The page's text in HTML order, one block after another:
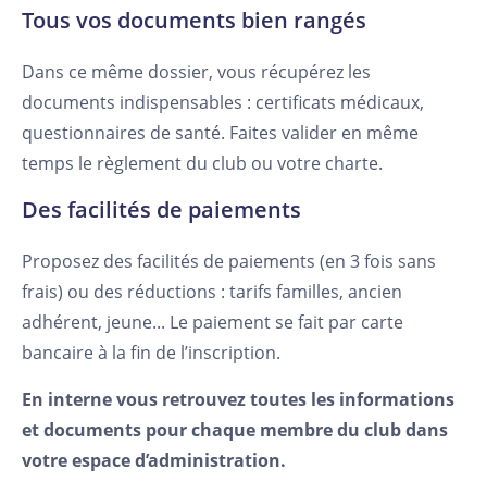
Tous vos documents bien rangés
Dans ce même dossier, vous récupérez les
documents indispensables : certificats médicaux,
questionnaires de santé. Faites valider en même
temps le règlement du club ou votre charte.
Des facilités de paiements
Proposez des facilités de paiements (en 3 fois sans
frais) ou des réductions : tarifs familles, ancien
adhérent, jeune... Le paiement se fait par carte
bancaire à la fin de l’inscription.
En interne vous retrouvez toutes les informations
et documents pour chaque membre du club dans
votre espace d’administration.